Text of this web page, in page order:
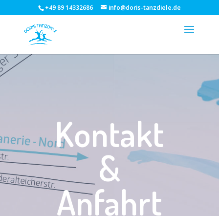
+49 89 14332686 info@doris-tanzdiele.de
Kontakt
&
Anfahrt